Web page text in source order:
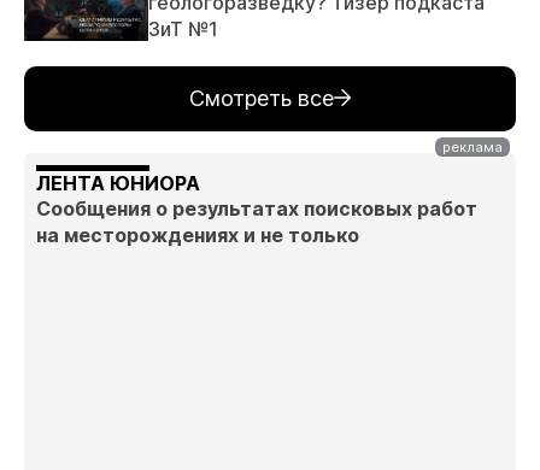
ЗиТ №1
Смотреть все
ЛЕНТА ЮНИОРА
Сообщения о результатах поисковых работ
на месторождениях и не только